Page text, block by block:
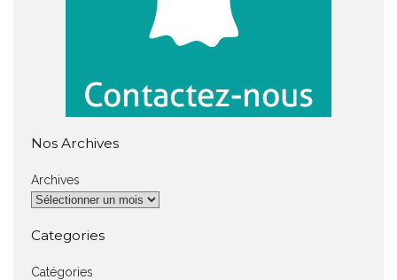
Nos Archives
Archives
Categories
Catégories